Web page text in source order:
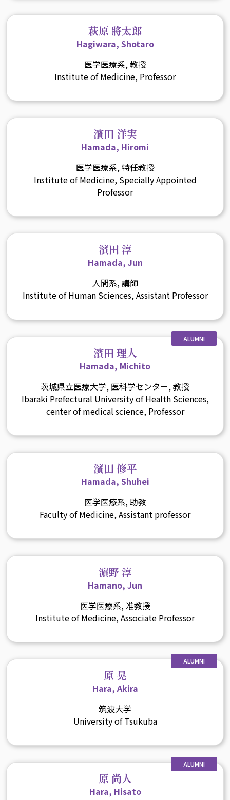
萩原 將太郎
Hagiwara, Shotaro
医学医療系, 教授
Institute of Medicine, Professor
濱田 洋実
Hamada, Hiromi
医学医療系, 特任教授
Institute of Medicine, Specially Appointed
Professor
濱田 淳
Hamada, Jun
人間系, 講師
Institute of Human Sciences, Assistant Professor
ALUMNI
濱田 理人
Hamada, Michito
茨城県立医療大学, 医科学センター, 教授
Ibaraki Prefectural University of Health Sciences,
center of medical science, Professor
濱田 修平
Hamada, Shuhei
医学医療系, 助教
Faculty of Medicine, Assistant professor
濵野 淳
Hamano, Jun
医学医療系, 准教授
Institute of Medicine, Associate Professor
ALUMNI
原 晃
Hara, Akira
筑波大学
University of Tsukuba
ALUMNI
原 尚人
Hara, Hisato